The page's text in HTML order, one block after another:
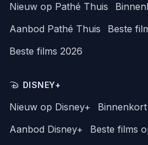
Nieuw op Pathé Thuis
Aanbod Pathé Thuis
Beste
Beste films 2026
DISNEY+
Nieuw op Disney+
Aanbod Disney+
Beste films